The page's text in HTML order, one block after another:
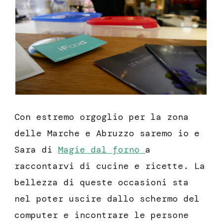
Con estremo orgoglio per la zona
delle Marche e Abruzzo saremo io e
Sara di Magie dal forno a
raccontarvi di cucine e ricette. La
bellezza di queste occasioni sta
nel poter uscire dallo schermo del
computer e incontrare le persone